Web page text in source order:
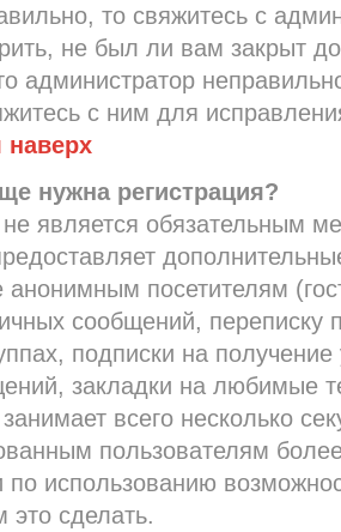
то свяжитесь с
не был ли вам закрыт
администратор
с ним для
наверх
нужна регистрация?
не является обязательным
анонимным посетителям
сообщений, переписку
подписки на
закладки на любимые
всего несколько
пользователям
по использованию
это сделать.